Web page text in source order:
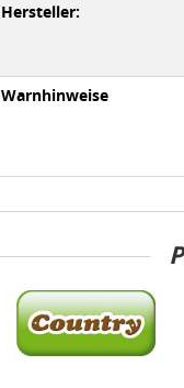
Hersteller:
Warnhinweise